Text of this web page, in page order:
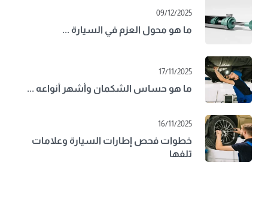
09/12/2025
ما هو محول العزم في السيارة ...
17/11/2025
ما هو حساس الشكمان وأشهر أنواعه ...
16/11/2025
خطوات فحص إطارات السيارة وعلامات
تلفها